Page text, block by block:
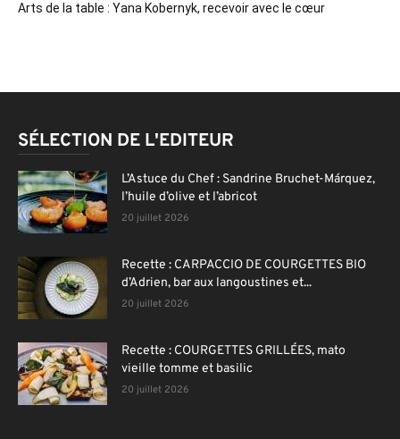
Arts de la table : Yana Kobernyk, recevoir avec le cœur
SÉLECTION DE L'EDITEUR
L’Astuce du Chef : Sandrine Bruchet-Márquez,
l’huile d’olive et l’abricot
20 juillet 2026
Recette : CARPACCIO DE COURGETTES BIO
d’Adrien, bar aux langoustines et...
20 juillet 2026
Recette : COURGETTES GRILLÉES, mato
vieille tomme et basilic
20 juillet 2026